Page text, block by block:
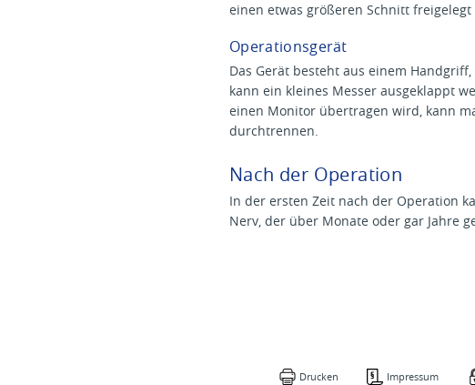
einen etwas größeren Schnitt
Operationsgerät
Das Gerät besteht aus einem
kann ein kleines Messer ausgeklappt
einen Monitor übertragen wird, kann
durchtrennen.
Nach der Operation
In der ersten Zeit nach der Operation
Nerv, der über Monate oder gar Jahre
Drucken Impressum